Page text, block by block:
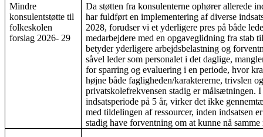
Mindre
konsulentstøtte til
folkeskolen
forslag 2026- 29
Da støtten fra konsulenterne ophører allerede
har fuldført en implementering af diverse
2028, forudser vi et yderligere pres på både
medarbejdere med en opgaveglidning fra stab
betyder yderligere arbejdsbelastning og
såvel leder som personalet i det daglige,
for sparring og evaluering i en periode, hvor
højne både fagligheden/karaktererne, trivslen
privatskolefrekvensen stadig er målsætningen. I
indsatsperiode på 5 år, virker det ikke
med tildelingen af ressourcer, inden indsatsen
stadig have forventning om at kunne nå